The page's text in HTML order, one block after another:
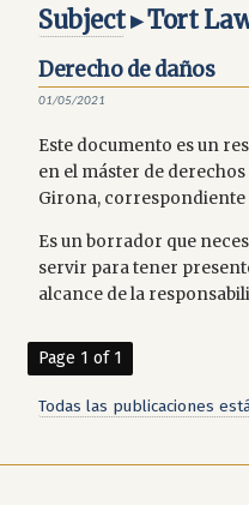
Subject▸ Tort
Derecho de daños
01/05/2021
Este documento es un
en el máster de
Girona, correspondiente
Es un borrador que
servir para tener
alcance de la
Page 1 of 1
Todas las publicaciones